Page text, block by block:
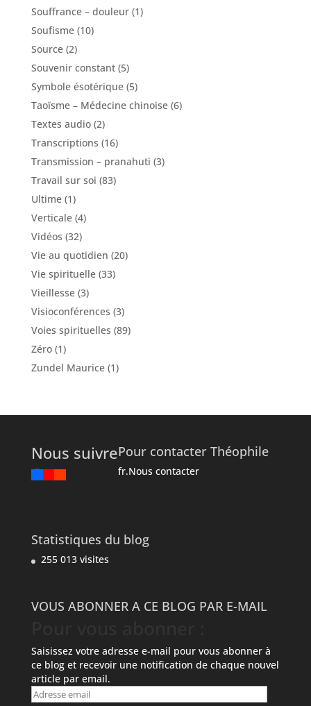
Souffrance – douleur(1)
Soufisme(10)
Source(2)
Souvenir constant(5)
Symbole ésotérique(5)
Taoïsme – Médecine chinoise(6)
Textes audio(2)
Transcriptions (16)
Transmission – pranahuti (3)
Travail sur soi (83)
Ultime(1)
Verticale(4)
Vidéos (32)
Vie au quotidien (20)
Vie spirituelle(33)
Vieillesse(3)
Visioconférences (3)
Voies spirituelles (89)
Zéro(1)
Zundel Maurice(1)
Nous suivrePour contacter Théophile
fr.Nous contacter
Statistiques du blog
255 013 visites
VOUS ABONNER A CE BLOG PAR E-MAIL
Saisissez votre adresse e-mail pour vous abonner à
ce blog et recevoir une notification de chaque nouvel
article par email.
Adresse